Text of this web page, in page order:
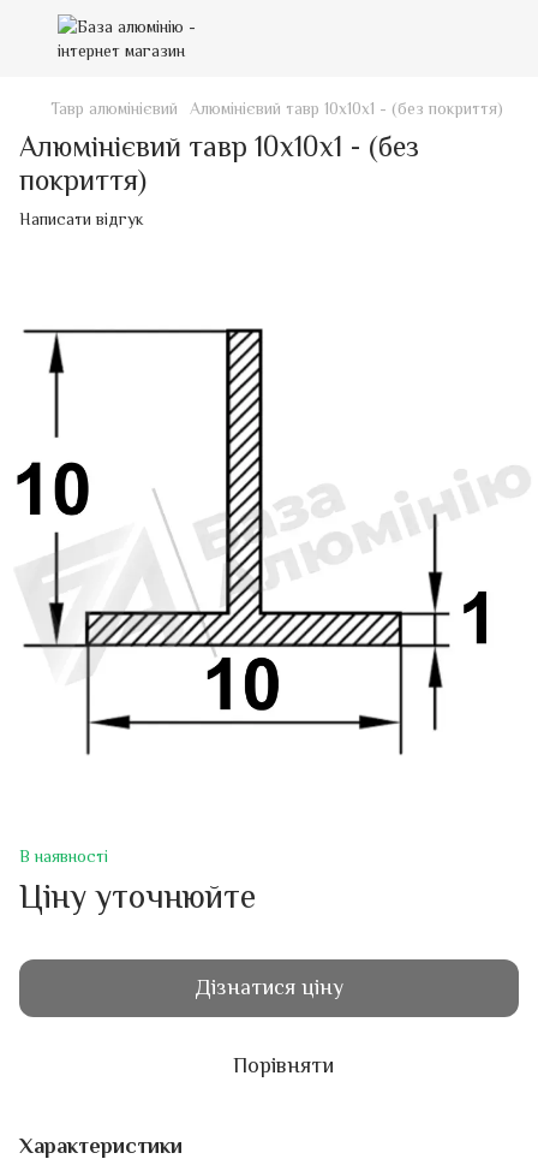
Тавр алюмінієвий Алюмінієвий тавр 10х10х1 - (без покриття)
Алюмінієвий тавр 10х10х1 - (без
покриття)
Написати відгук
В наявності
Ціну уточнюйте
Дізнатися ціну
Порівняти
Характеристики